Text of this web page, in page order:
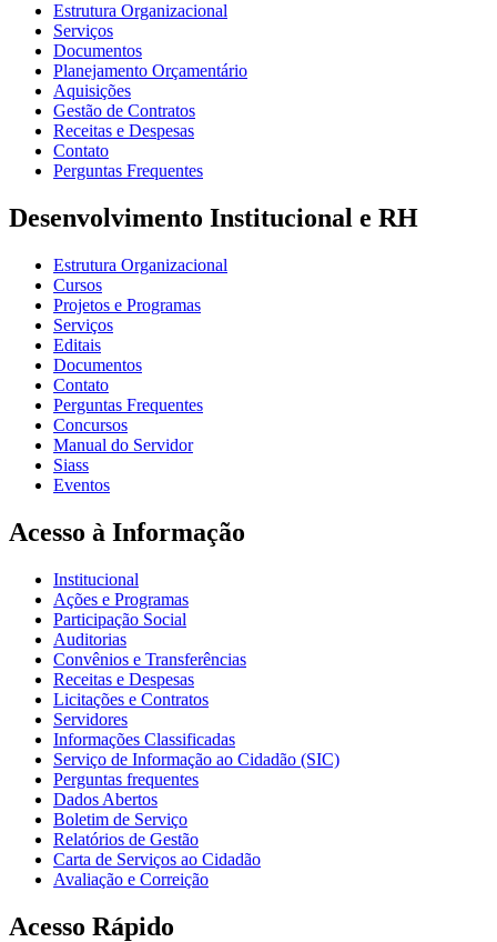
Estrutura Organizacional
Serviços
Documentos
Planejamento Orçamentário
Aquisições
Gestão de Contratos
Receitas e Despesas
Contato
Perguntas Frequentes
Desenvolvimento Institucional e RH
Estrutura Organizacional
Cursos
Projetos e Programas
Serviços
Editais
Documentos
Contato
Perguntas Frequentes
Concursos
Manual do Servidor
Siass
Eventos
Acesso à Informação
Institucional
Ações e Programas
Participação Social
Auditorias
Convênios e Transferências
Receitas e Despesas
Licitações e Contratos
Servidores
Informações Classificadas
Serviço de Informação ao Cidadão (SIC)
Perguntas frequentes
Dados Abertos
Boletim de Serviço
Relatórios de Gestão
Carta de Serviços ao Cidadão
Avaliação e Correição
Acesso Rápido